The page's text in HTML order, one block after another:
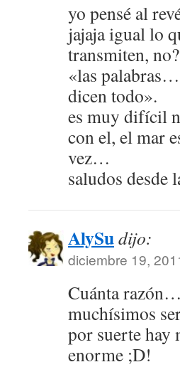
yo pensé al
jajaja igual lo
transmiten, no?
«las
dicen todo».
es muy difícil
con el, el mar
vez…
saludos desde
AlySudijo:
diciembre 19,
Cuánta
muchísimos
por suerte hay
enorme ;D!